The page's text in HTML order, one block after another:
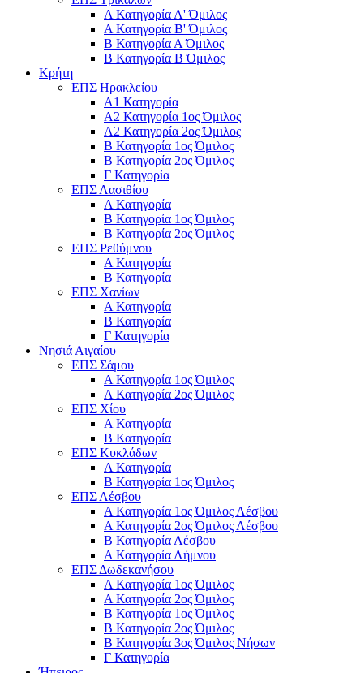
Α Κατηγορία Α' Όμιλος
Α Κατηγορία Β' Όμιλος
Β Κατηγορία Α Όμιλος
Β Κατηγορία Β Όμιλος
Κρήτη
ΕΠΣ Ηρακλείου
Α1 Κατηγορία
Α2 Κατηγορία 1ος Όμιλος
Α2 Κατηγορία 2ος Όμιλος
Β Κατηγορία 1ος Όμιλος
Β Κατηγορία 2ος Όμιλος
Γ Κατηγορία
ΕΠΣ Λασιθίου
Α Κατηγορία
Β Κατηγορία 1ος Όμιλος
Β Κατηγορία 2ος Όμιλος
ΕΠΣ Ρεθύμνου
Α Κατηγορία
Β Κατηγορία
ΕΠΣ Χανίων
Α Κατηγορία
Β Κατηγορία
Γ Κατηγορία
Νησιά Αιγαίου
ΕΠΣ Σάμου
Α Κατηγορία 1ος Όμιλος
Α Κατηγορία 2ος Όμιλος
ΕΠΣ Χίου
Α Κατηγορία
Β Κατηγορία
ΕΠΣ Κυκλάδων
Α Κατηγορία
Β Κατηγορία 1ος Όμιλος
ΕΠΣ Λέσβου
Α Κατηγορία 1ος Όμιλος Λέσβου
Α Κατηγορία 2ος Όμιλος Λέσβου
B Κατηγορία Λέσβου
Α Κατηγορία Λήμνου
ΕΠΣ Δωδεκανήσου
Α Κατηγορία 1ος Όμιλος
Α Κατηγορία 2ος Όμιλος
Β Κατηγορία 1ος Όμιλος
Β Κατηγορία 2ος Όμιλος
Β Κατηγορία 3ος Όμιλος Νήσων
Γ Κατηγορία